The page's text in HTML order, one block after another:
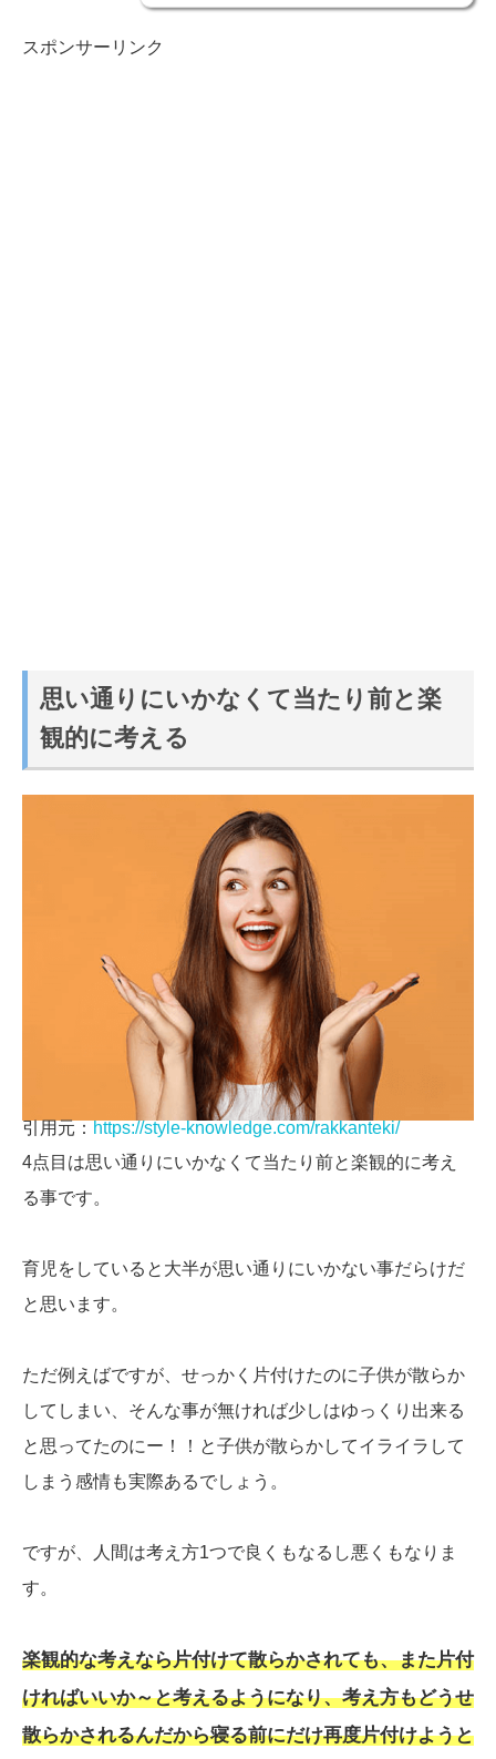
スポンサーリンク
思い通りにいかなくて当たり前と楽
観的に考える
引用元： https://style-knowledge.com/rakkanteki/
4点目は思い通りにいかなくて当たり前と楽観的に考え
る事です。
育児をしていると大半が思い通りにいかない事だらけだ
と思います。
ただ例えばですが、せっかく片付けたのに子供が散らか
してしまい、そんな事が無ければ少しはゆっくり出来る
と思ってたのにー！！と子供が散らかしてイライラして
しまう感情も実際あるでしょう。
ですが、人間は考え方1つで良くもなるし悪くもなりま
す。
楽観的な考えなら片付けて散らかされても、また片付
ければいいか～と考えるようになり、考え方もどうせ
散らかされるんだから寝る前にだけ再度片付けようと